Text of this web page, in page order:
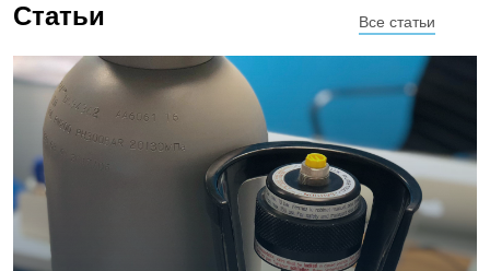
Статьи Все статьи